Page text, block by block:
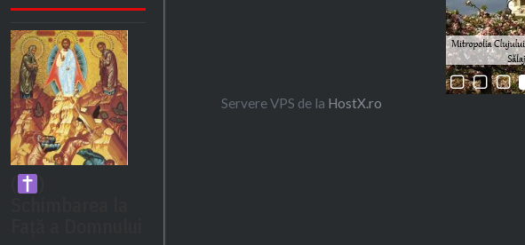
Servere VPS de la HostX.ro